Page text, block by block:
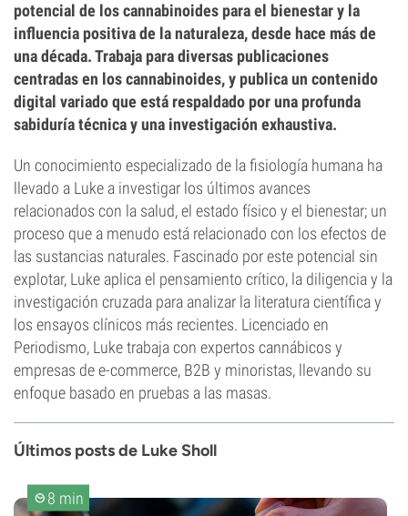
potencial de los cannabinoides para el bienestar y la
influencia positiva de la naturaleza, desde hace más de
una década. Trabaja para diversas publicaciones
centradas en los cannabinoides, y publica un contenido
digital variado que está respaldado por una profunda
sabiduría técnica y una investigación exhaustiva.
Un conocimiento especializado de la fisiología humana ha
llevado a Luke a investigar los últimos avances
relacionados con la salud, el estado físico y el bienestar; un
proceso que a menudo está relacionado con los efectos de
las sustancias naturales. Fascinado por este potencial sin
explotar, Luke aplica el pensamiento crítico, la diligencia y la
investigación cruzada para analizar la literatura científica y
los ensayos clínicos más recientes. Licenciado en
Periodismo, Luke trabaja con expertos cannábicos y
empresas de e-commerce, B2B y minoristas, llevando su
enfoque basado en pruebas a las masas.
Últimos posts de Luke Sholl
8 min